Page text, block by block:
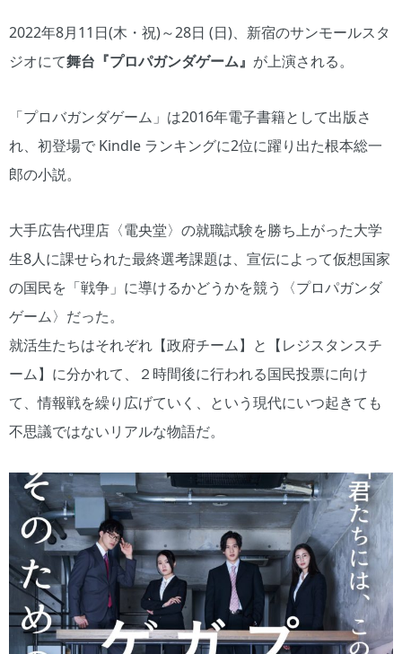
2022年8月11日(木・祝)～28日 (日)、新宿のサンモールスタ
ジオにて舞台『プロパガンダゲーム』 が上演される。
「プロバガンダゲーム」は2016年電子書籍として出版さ
れ、初登場で Kindle ランキングに2位に躍り出た根本総一
郎の小説。
大手広告代理店〈電央堂〉の就職試験を勝ち上がった大学
生8人に課せられた最終選考課題は、宣伝によって仮想国家
の国民を「戦争」に導けるかどうかを競う〈プロパガンダ
ゲーム〉だった。
就活生たちはそれぞれ【政府チーム】と【レジスタンスチ
ーム】に分かれて、２時間後に行われる国民投票に向け
て、情報戦を繰り広げていく、という現代にいつ起きても
不思議ではないリアルな物語だ。